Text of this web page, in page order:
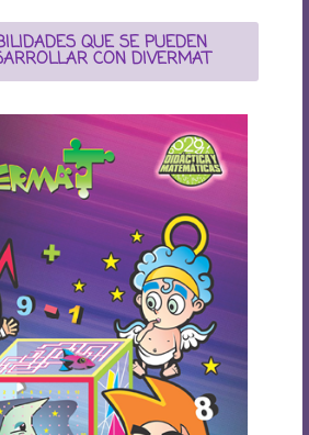
QUE SE PUEDEN
CON DIVERMAT